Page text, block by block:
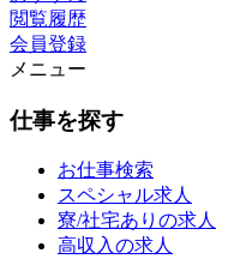
閲覧履歴
会員登録
メニュー
仕事を探す
お仕事検索
スペシャル求人
寮/社宅ありの求人
高収入の求人